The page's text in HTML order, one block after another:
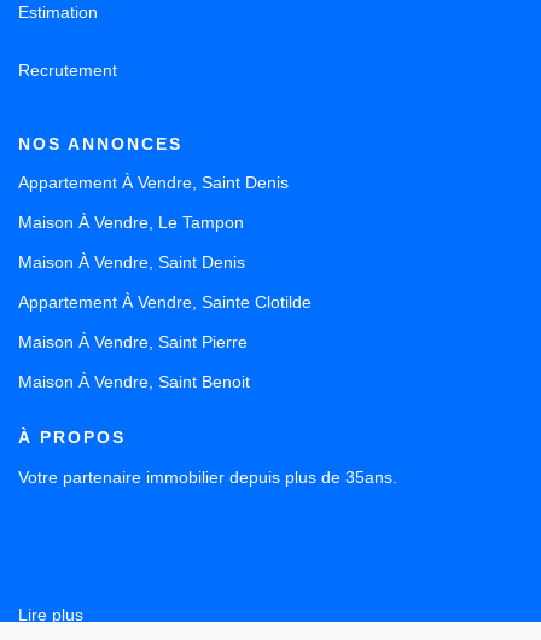
Estimation
Recrutement
NOS ANNONCES
Appartement À Vendre, Saint Denis
Maison À Vendre, Le Tampon
Maison À Vendre, Saint Denis
Appartement À Vendre, Sainte Clotilde
Maison À Vendre, Saint Pierre
Maison À Vendre, Saint Benoit
À PROPOS
Votre partenaire immobilier depuis plus de 35ans.
Lire plus